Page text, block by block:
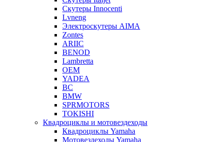
Скутеры Innocenti
Lvneng
Электроскутеры AIMA
Zontes
ARIIC
BENOD
Lambretta
OEM
YADEA
BC
BMW
SPRMOTORS
TOKISHI
Квадроциклы и мотовездеходы
Квадроциклы Yamaha
Мотовездеходы Yamaha